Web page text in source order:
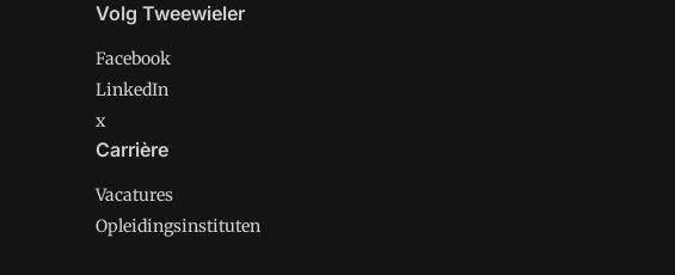
Volg Tweewieler
Facebook
LinkedIn
x
Carrière
Vacatures
Opleidingsinstituten